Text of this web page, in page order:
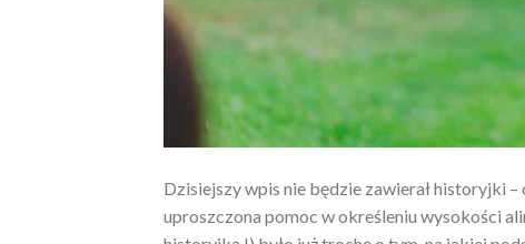
Dzisiejszy wpis nie będzie zawierał historyjki
uproszczona pomoc w określeniu wysokości